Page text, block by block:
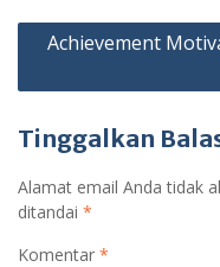
Navigasi
Achievement
Tinggalkan
Alamat email Anda tidak
ditandai *
Komentar *